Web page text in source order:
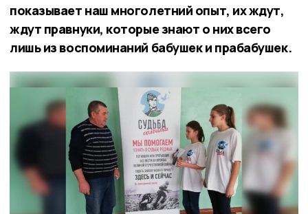
показывает наш многолетний опыт, их ждут,
ждут правнуки, которые знают о них всего
лишь из воспоминаний бабушек и прабабушек.